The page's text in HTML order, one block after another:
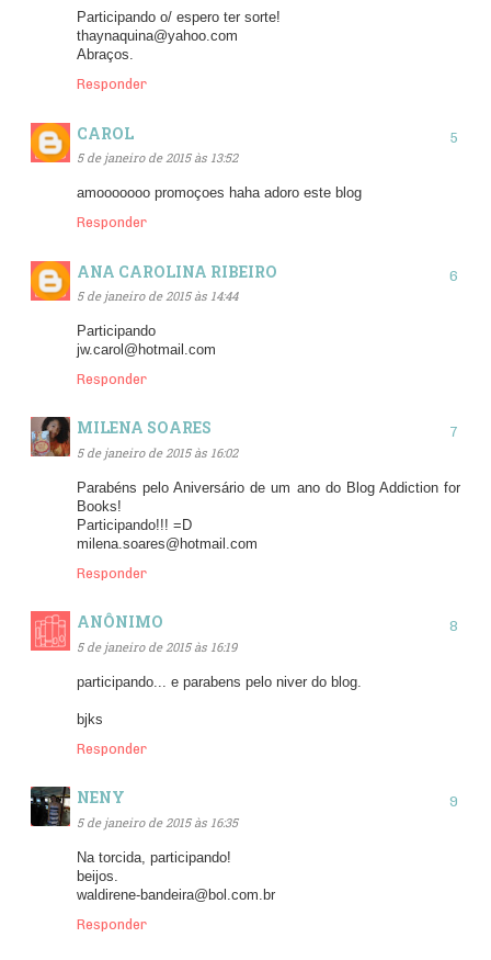
Participando o/ espero ter sorte!
thaynaquina@yahoo.com
Abraços.
Responder
CAROL
5 de janeiro de 2015 às 13:52
amooooooo promoçoes haha adoro este blog
Responder
ANA CAROLINA RIBEIRO
5 de janeiro de 2015 às 14:44
Participando
jw.carol@hotmail.com
Responder
MILENA SOARES
5 de janeiro de 2015 às 16:02
Parabéns pelo Aniversário de um ano do Blog Addiction for
Books!
Participando!!! =D
milena.soares@hotmail.com
Responder
ANÔNIMO
5 de janeiro de 2015 às 16:19
participando... e parabens pelo niver do blog.
bjks
Responder
NENY
5 de janeiro de 2015 às 16:35
Na torcida, participando!
beijos.
waldirene-bandeira@bol.com.br
Responder